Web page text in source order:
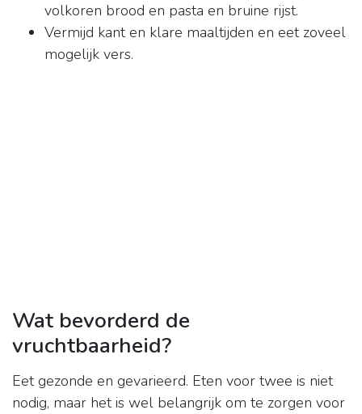
volkoren brood en pasta en bruine rijst.
Vermijd kant en klare maaltijden en eet zoveel
mogelijk vers.
Wat bevorderd de
vruchtbaarheid?
Eet gezonde en gevarieerd. Eten voor twee is niet
nodig, maar het is wel belangrijk om te zorgen voor